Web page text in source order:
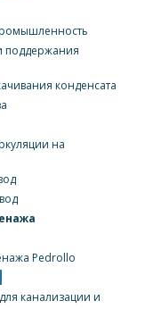
поддержания
конденсата
на
Pedrollo
канализации и